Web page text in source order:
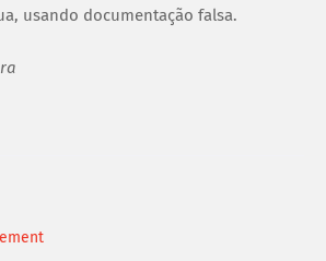
usando documentação falsa.